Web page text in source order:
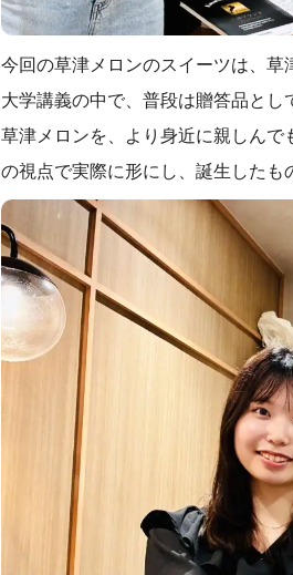
今回の草津メロンのスイーツは、
大学講義の中で、普段は贈答品と
草津メロンを、より身近に親しん
の視点で実際に形にし、誕生したも